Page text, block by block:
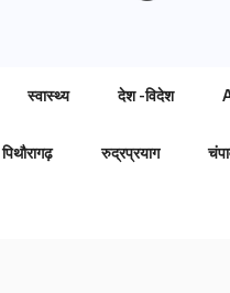
स्वास्थ्य देश -विदेश
पिथौरागढ़ रुद्रप्रयाग